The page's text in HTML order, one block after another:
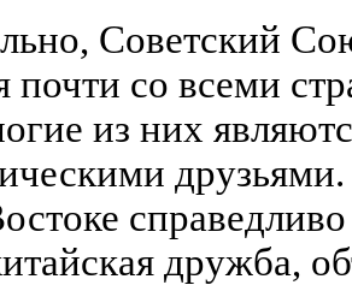
Советский
почти со всеми
из них
дружба,